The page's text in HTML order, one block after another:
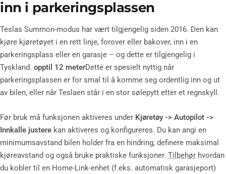
inn i parkeringsplassen
Teslas Summon-modus har vært tilgjengelig siden 2016. Den kan
kjøre kjøretøyet i en rett linje, forover eller bakover, inn i en
parkeringsplass eller en garasje – og dette er tilgjengelig i
Tyskland. opptil 12 meterDette er spesielt nyttig når
parkeringsplassen er for smal til å komme seg ordentlig inn og ut
av bilen, eller når Teslaen står i en stor sølepytt etter et regnskyll.
Før bruk må funksjonen aktiveres under Kjøretøy -> Autopilot ->
Innkalle justere kan aktiveres og konfigureres. Du kan angi en
minimumsavstand bilen holder fra en hindring, definere maksimal
kjøreavstand og også bruke praktiske funksjoner. Tilbehør hvordan
du kobler til en Home-Link-enhet (f.eks. automatisk garasjeport)